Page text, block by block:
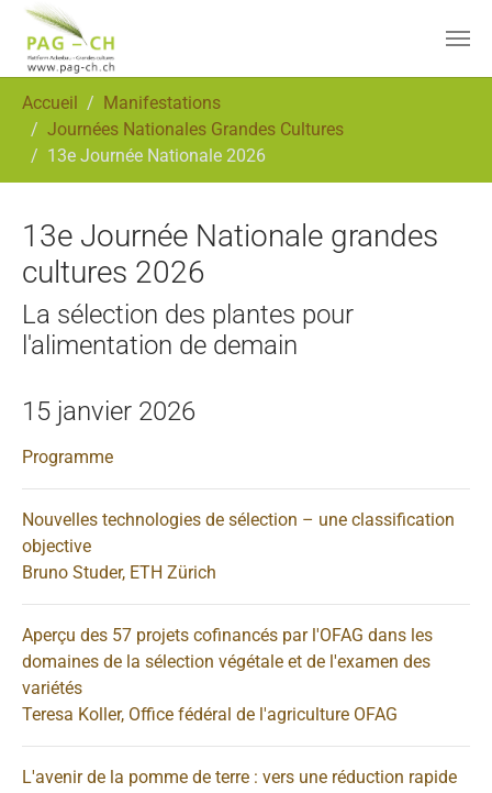
Accueil
Manifestations
Journées Nationales Grandes Cultures
13e Journée Nationale 2026
13e Journée Nationale grandes
cultures 2026
La sélection des plantes pour
l'alimentation de demain
15 janvier 2026
Programme
Nouvelles technologies de sélection – une classification
objective
Bruno Studer, ETH Zürich
Aperçu des 57 projets cofinancés par l'OFAG dans les
domaines de la sélection végétale et de l'examen des
variétés
Teresa Koller, Office fédéral de l'agriculture OFAG
L'avenir de la pomme de terre : vers une réduction rapide